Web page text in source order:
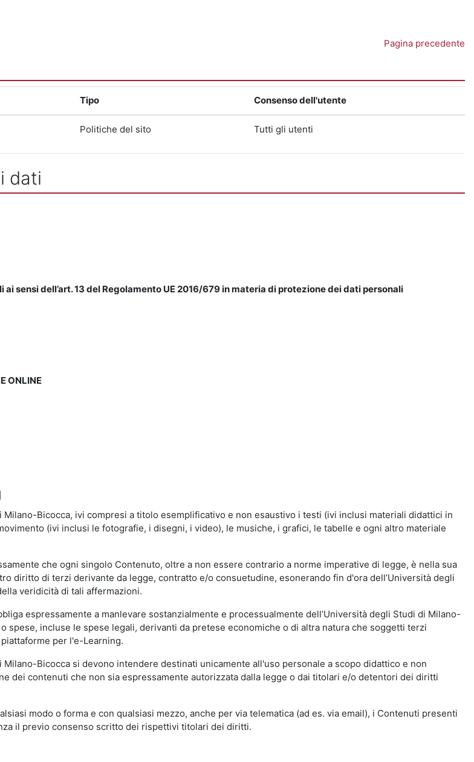
Pagina precedente
Tipo Consenso dell'utente
Politiche del sito Tutti gli utenti
dati
sensi dell’art. 13 del Regolamento UE 2016/679 in materia di protezione dei dati personali
ONLINE
Bicocca, ivi compresi a titolo esemplificativo e non esaustivo i testi (ivi inclusi materiali didattici in
(ivi inclusi le fotografie, i disegni, i video), le musiche, i grafici, le tabelle e ogni altro materiale
che ogni singolo Contenuto, oltre a non essere contrario a norme imperative di legge, è nella sua
diritto di terzi derivante da legge, contratto e/o consuetudine, esonerando fin d'ora dell’Università degli
veridicità di tali affermazioni.
espressamente a manlevare sostanzialmente e processualmente dell’Università degli Studi di Milano-
spese, incluse le spese legali, derivanti da pretese economiche o di altra natura che soggetti terzi
per l'e-Learning.
Bicocca si devono intendere destinati unicamente all'uso personale a scopo didattico e non
dei contenuti che non sia espressamente autorizzata dalla legge o dai titolari e/o detentori dei diritti
modo o forma e con qualsiasi mezzo, anche per via telematica (ad es. via email), i Contenuti presenti
il previo consenso scritto dei rispettivi titolari dei diritti.